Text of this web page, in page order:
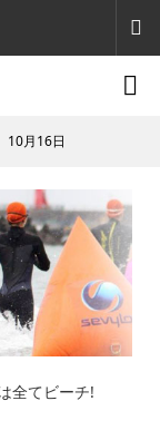

月16日
全てビーチ!